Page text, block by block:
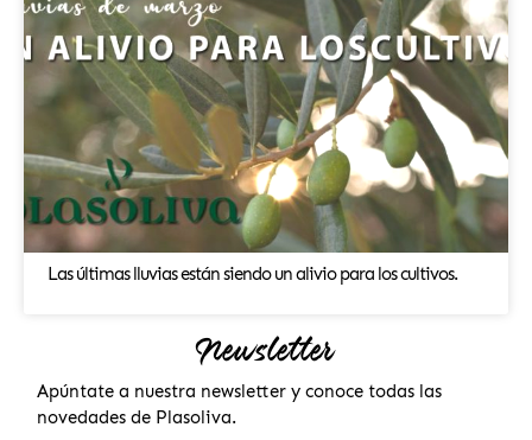
Las últimas lluvias están siendo un alivio para los cultivos.
Newsletter
Apúntate a nuestra newsletter y conoce todas las
novedades de Plasoliva.